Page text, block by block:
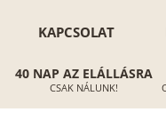
KAPCSOLAT
40 NAP AZ ELÁLLÁSRA
CSAK NÁLUNK!